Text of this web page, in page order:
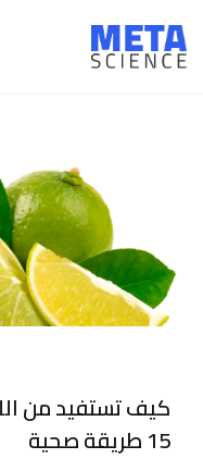
كيف تستفيد من
15 طريقة صحية